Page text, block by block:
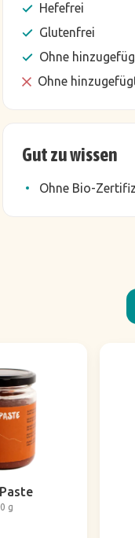
Hefefrei
Glutenfrei
Ohne
Ohne
Gut zu wissen
Ohne Bio-
g